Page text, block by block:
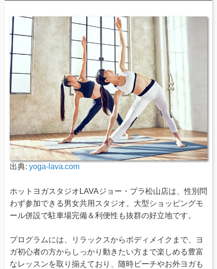
出典: yoga-lava.com
ホットヨガスタジオLAVAジョー・プラ松山店は、性別問
わず参加できる男女共用スタジオ。大型ショッピングモ
ール併設で駐車場完備＆利便性も抜群の好立地です。
プログラムには、リラックスからボディメイクまで、ヨ
ガ初心者の方からしっかり動きたい方まで楽しめる豊富
なレッスンを取り揃えており、随時ビーチやお外ヨガも